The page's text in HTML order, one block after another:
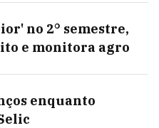
no 2° semestre,
e monitora agro
enquanto